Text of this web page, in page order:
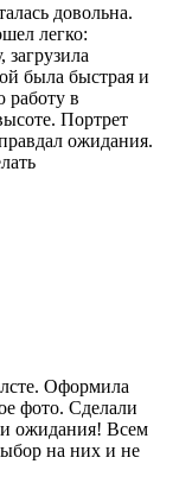
довольна.
легко:
была быстрая и
работу в
Портрет
ожидания.
Оформила
фото. Сделали
ожидания! Всем
на них и не